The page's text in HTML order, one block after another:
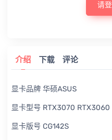
请
介绍 下载 评论
显卡品牌 华硕ASUS
显卡型号 RTX3070
显卡版号 CG142S